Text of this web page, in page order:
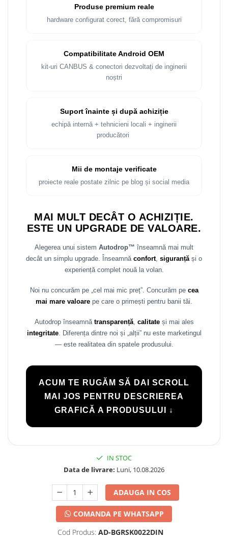
Produse premium reale
hardware configurat corect, fără compromisuri
Compatibilitate Android OEM
kit-uri CANBUS & conectori dezvoltați de inginerii
noștri
Suport înainte și după achiziție
echipă internă + tehnicieni locali + inginerii
producători
Mii de montaje verificate
proiecte reale postate zilnic pe blog și social media
MAI MULT DECÂT O ACHIZIȚIE.
ESTE UN UPGRADE DE VALOARE.
Alegerea unui sistem Autodrop™ înseamnă mai mult
decât un simplu upgrade. Înseamnă confort, siguranțăși o
experiență complet nouă la volan.
Noi nu concurăm pe „cel mai mic preț”. Concurăm pe cea
mai mare valoare pe care o primești pentru banii tăi.
Autodrop înseamnă transparență, calitateși mai ales
integritate. Diferența dintre noi și „alții” nu este marketingul
— este realitatea din spatele produsului.
ACUM TE RUGĂM SĂ DAI SCROLL
MAI JOS PENTRU DESCRIEREA
GRAFICĂ A PRODUSULUI ↓
IN STOC
Data de livrare: Luni, 10.08.2026
ADAUGA IN COS
COMANDA PE WHATSAPP
Cod Produs: AD-BGRSK0022DIN